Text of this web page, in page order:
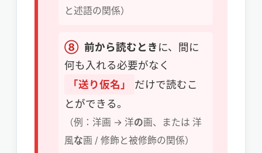
と述語の関係）
⑧ 前から読むときに、間に
何も入れる必要がなく
「送り仮名」
だけで読むこ
とができる。
（例：洋画 → 洋の画、または 洋
風な画 / 修飾と被修飾の関係）